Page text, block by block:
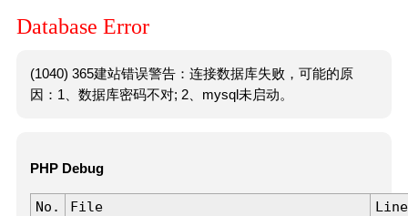
Database Error
(1040) 365建站错误警告：连接数据库失败，可能的原
因：1、数据库密码不对; 2、mysql未启动。
PHP Debug
No. File
Line